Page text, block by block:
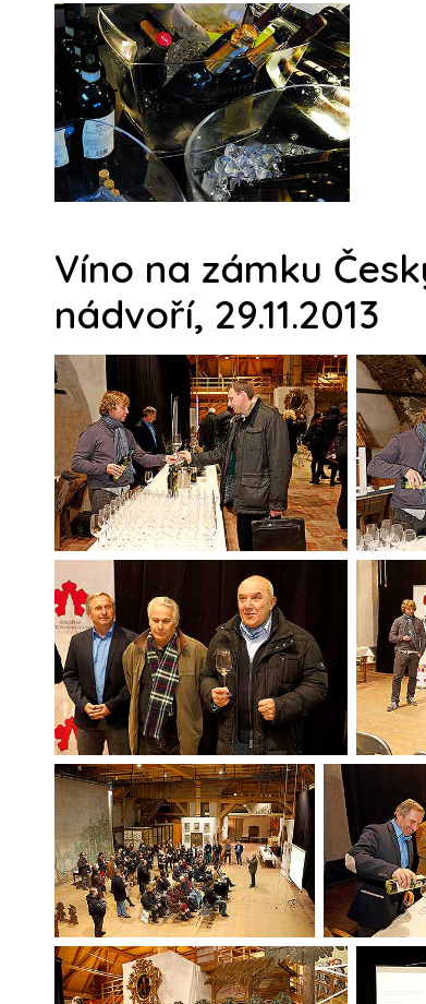
Víno na zámku
nádvoří, 29.11.2013